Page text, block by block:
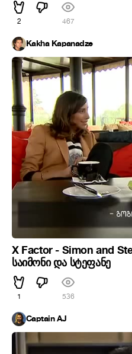
2 467
Kakha Kapanadze
X Factor - Simon and
საიმონი და სტეფანე
1 536
Captain AJ